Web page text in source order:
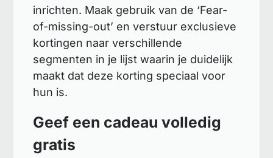
inrichten. Maak gebruik van de ‘Fear-
of-missing-out’ en verstuur exclusieve
kortingen naar verschillende
segmenten in je lijst waarin je duidelijk
maakt dat deze korting speciaal voor
hun is.
Geef een cadeau volledig
gratis